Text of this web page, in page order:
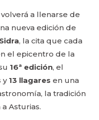
volverá a llenarse de
nueva edición de
, la cita que cada
el epicentro de la
16ª edición, el
y 13 llagares en una
la tradición
Asturias.